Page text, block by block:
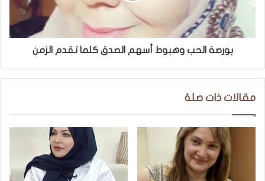
بورصة الحب وهبوط أسهم الصدق كلما تقدم الزمن
مقالات ذات صلة